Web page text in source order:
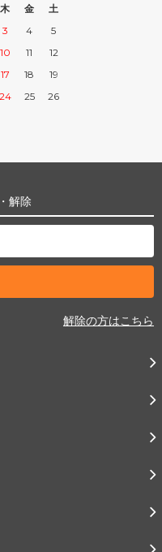
木 金
土
3 4
5
10 11
12
17 18
19
24 25
26
解除
解除の方はこちら